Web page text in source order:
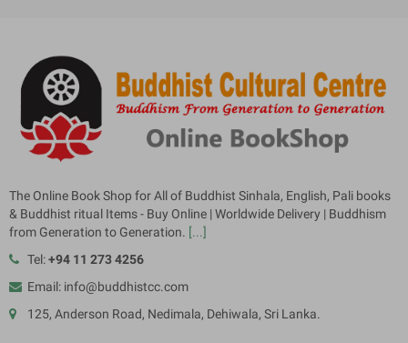
The Online Book Shop for All of Buddhist Sinhala, English, Pali books
& Buddhist ritual Items - Buy Online | Worldwide Delivery | Buddhism
from Generation to Generation. [...]
Tel:+94 11 273 4256
Email: info@buddhistcc.com
125, Anderson Road, Nedimala, Dehiwala, Sri Lanka.